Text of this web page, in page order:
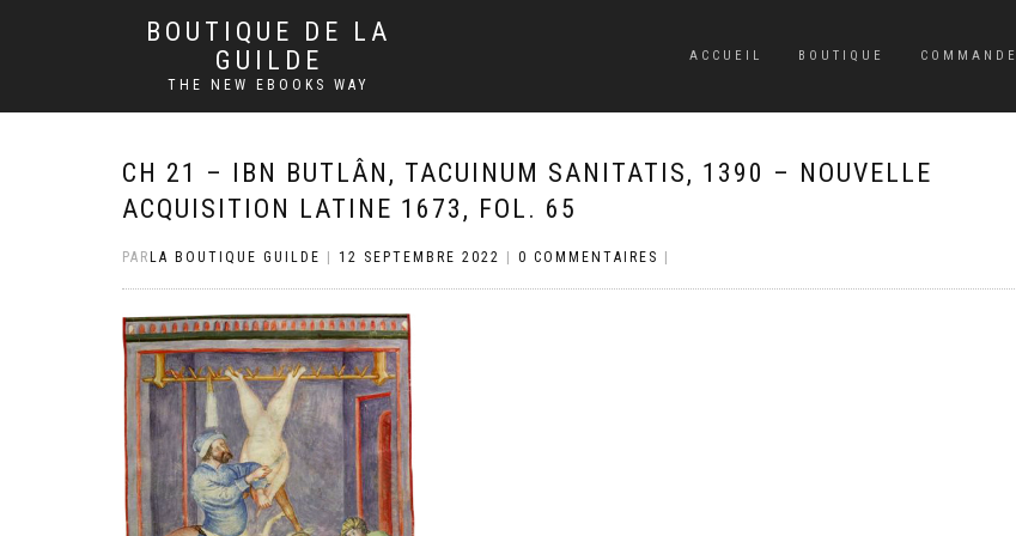
BOUTIQUE DE LA
GUILDE
THE NEW EBOOKS WAY
ACCUEIL BOUTIQUE COMMANDE
CH 21 – IBN BUTLÂN, TACUINUM SANITATIS, 1390 – NOUVELLE
ACQUISITION LATINE 1673, FOL. 65
PAR LA BOUTIQUE GUILDE 12 SEPTEMBRE 2022 0 COMMENTAIRES